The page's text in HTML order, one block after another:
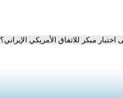
مبكر للاتفاق الأمريكي الإيراني؟